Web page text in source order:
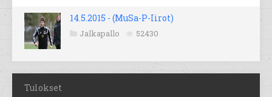
14.5.2015 - (MuSa-P-Iirot)
Jalkapallo 52430
Tulokset